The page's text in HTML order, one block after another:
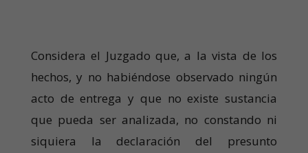
Considera el Juzgado que, a la vista de los
hechos, y no habiéndose observado ningún
acto de entrega y que no existe sustancia
que pueda ser analizada, no constando ni
siquiera la declaración del presunto